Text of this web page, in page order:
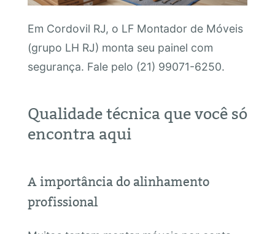
Em Cordovil RJ, o LF Montador de Móveis
(grupo LH RJ) monta seu painel com
segurança. Fale pelo (21) 99071-6250.
Qualidade técnica que você só
encontra aqui
A importância do alinhamento
profissional